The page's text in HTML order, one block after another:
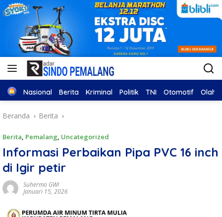
Home
Nasional Berita Kriminal Politik TNI Otomotif
Beranda Berita
Berita, Pemalang, Uncategorized
Informasi Perbaikan Pipa PVC 16 inch
di Igir petir
Suhermo GWI
Januari 15, 2026